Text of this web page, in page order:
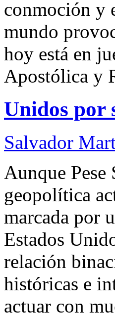
conmoción y
mundo
hoy está en
Apostólica y
Unidos por
Salvador
Aunque
geopolítica
marcada por
Estados
relación
históricas e
actuar con